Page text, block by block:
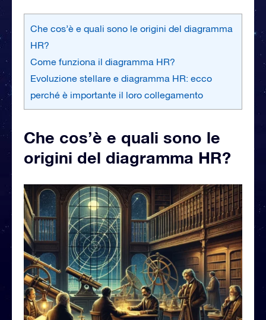
Che cos’è e quali sono le origini del diagramma
HR?
Come funziona il diagramma HR?
Evoluzione stellare e diagramma HR: ecco
perché è importante il loro collegamento
Che cos’è e quali sono le
origini del diagramma HR?